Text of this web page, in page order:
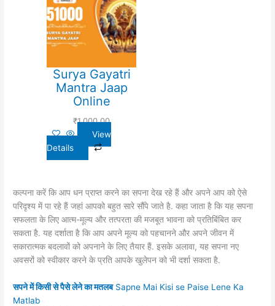
Surya Gayatri
Mantra Jaap
Online
₹1,000.00
View
Details
कल्पना करें कि आप धन प्राप्त करने का सपना देख रहे हैं और अपने आप को ऐसे
परिदृश्य में पा रहे हैं जहां आपको बहुत सारे सौंपे जाते है. कहा जाता है कि यह सपना
सफलता के लिए आत्म-मूल्य और तत्परता की मजबूत भावना को प्रतिबिंबित कर
सकता है. यह दर्शाता है कि आप अपने मूल्य को पहचानने और अपने जीवन में
सकारात्मक बदलावों को अपनाने के लिए तैयार हैं. इसके अलावा, यह सपना नए
अवसरों को स्वीकार करने के प्रति आपके खुलेपन को भी दर्शा सकता है.
सपने में किसी से पैसे लेने का मतलबSapne Mai Kisi se Paise Lene Ka
Matlab